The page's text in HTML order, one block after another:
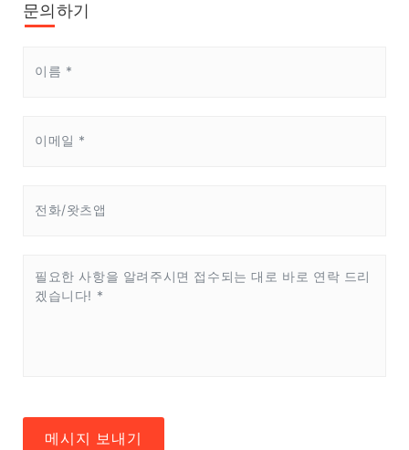
문의하기
메시지 보내기